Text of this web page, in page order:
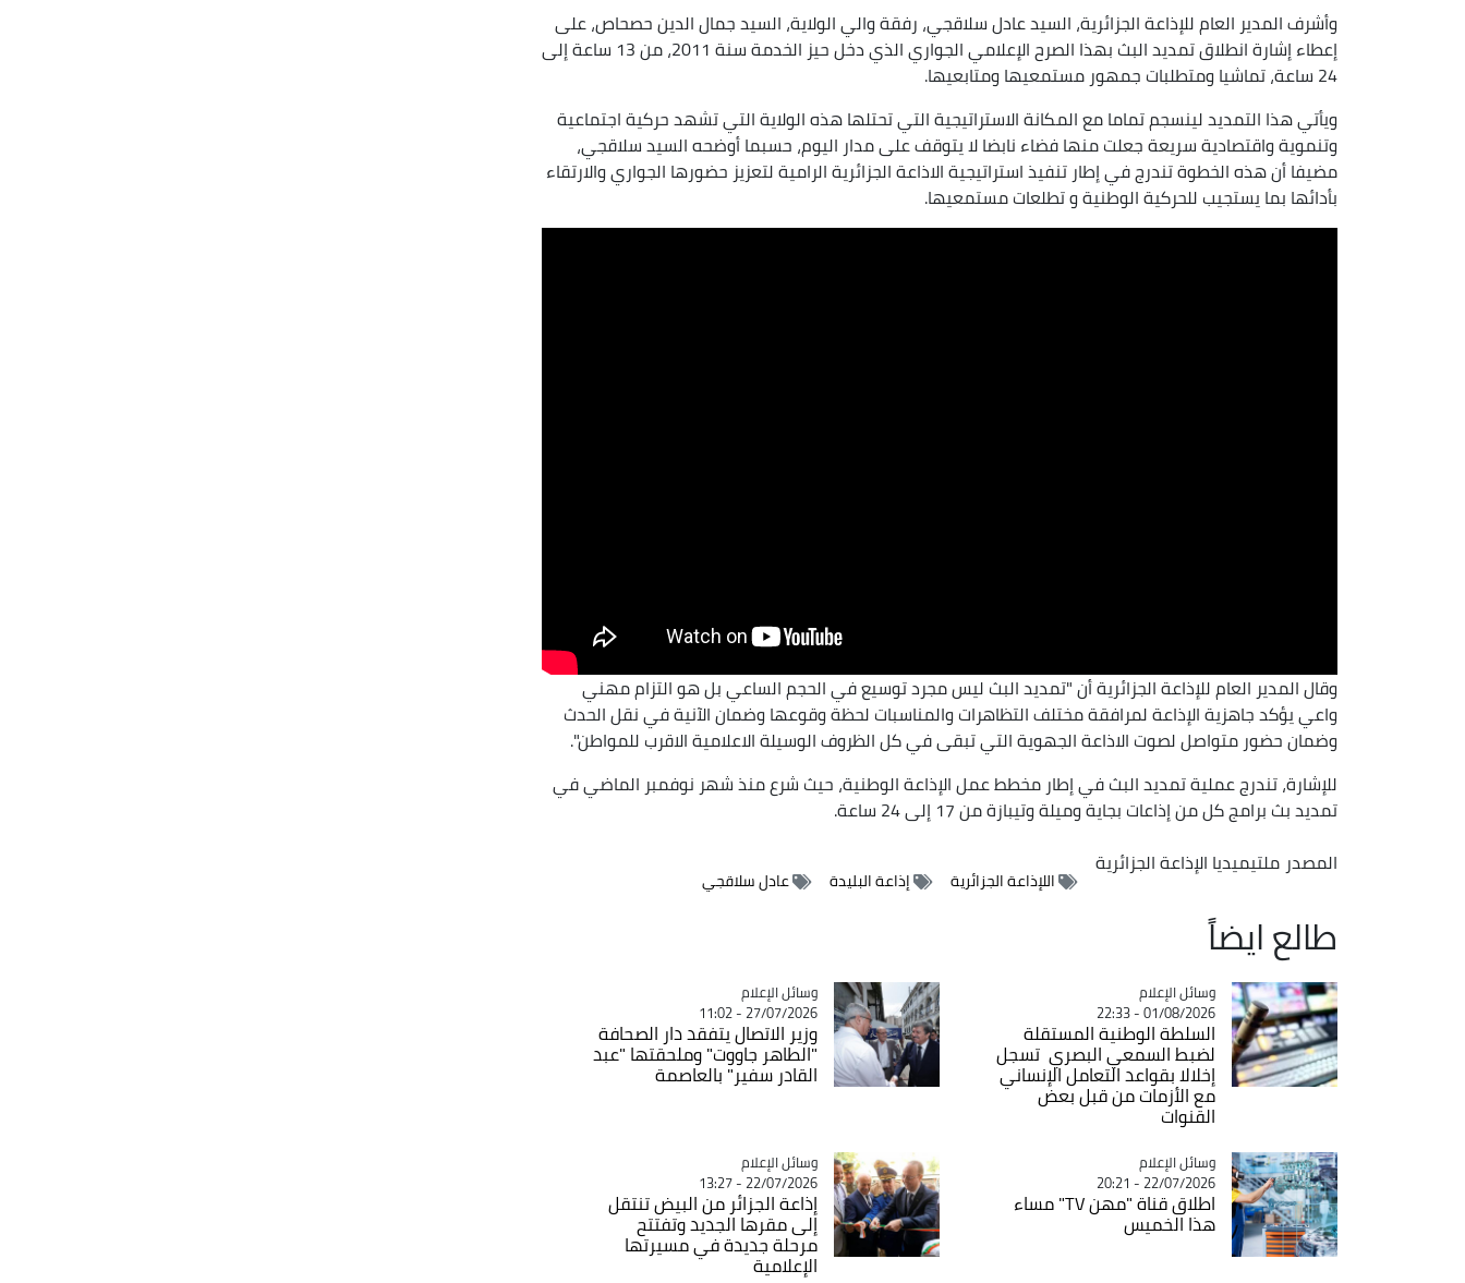
وأشرف المدير العام للإذاعة الجزائرية، السيد عادل سلاقجي، رفقة والي الولاية، السيد جمال الدين حصحاص، على
إعطاء إشارة انطلاق تمديد البث بهذا الصرح الإعلامي الجواري الذي دخل حيز الخدمة سنة 2011، من 13 ساعة إلى
24 ساعة، تماشيا ومتطلبات جمهور مستمعيها ومتابعيها.
ويأتي هذا التمديد لينسجم تماما مع المكانة الاستراتيجية التي تحتلها هذه الولاية التي تشهد حركية اجتماعية
وتنموية واقتصادية سريعة جعلت منها فضاء نابضا لا يتوقف على مدار اليوم، حسبما أوضحه السيد سلاقجي،
مضيفا أن هذه الخطوة تندرج في إطار تنفيذ استراتيجية الاذاعة الجزائرية الرامية لتعزيز حضورها الجواري والارتقاء
بأدائها بما يستجيب للحركية الوطنية و تطلعات مستمعيها.
وقال المدير العام للإذاعة الجزائرية أن "تمديد البث ليس مجرد توسيع في الحجم الساعي بل هو التزام مهني
واعي يؤكد جاهزية الإذاعة لمرافقة مختلف التظاهرات والمناسبات لحظة وقوعها وضمان الآنية في نقل الحدث
وضمان حضور متواصل لصوت الاذاعة الجهوية التي تبقى في كل الظروف الوسيلة الاعلامية الاقرب للمواطن".
للإشارة، تندرج عملية تمديد البث في إطار مخطط عمل الإذاعة الوطنية، حيث شرع منذ شهر نوفمبر الماضي في
تمديد بث برامج كل من إذاعات بجاية وميلة وتيبازة من 17 إلى 24 ساعة.
المصدر ملتيميديا الإذاعة الجزائرية
اللإذاعة الجزائرية إذاعة البليدة عادل سلاقجي
طالع ايضاً
Catégorie
وسائل الإعلام
01/08/2026 - 22:33
السلطة الوطنية المستقلة
لضبط السمعي البصري تسجل
إخلالا بقواعد التعامل الإنساني
مع الأزمات من قبل بعض
القنوات
Catégorie
وسائل الإعلام
27/07/2026 - 11:02
وزير الاتصال يتفقد دار الصحافة
"الطاهر جاووت" وملحقتها "عبد
القادر سفير" بالعاصمة
Catégorie
وسائل الإعلام
22/07/2026 - 20:21
اطلاق قناة "مهن TV" مساء
هذا الخميس
Catégorie
وسائل الإعلام
22/07/2026 - 13:27
إذاعة الجزائر من البيض تنتقل
إلى مقرها الجديد وتفتتح
مرحلة جديدة في مسيرتها
الإعلامية